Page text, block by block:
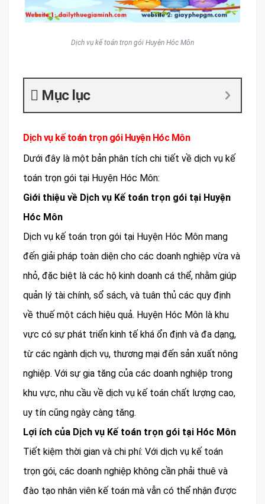
Dịch vụ kế toán trọn gói Huyện Hóc Môn
Mục lục
Dịch vụ kế toán trọn gói Huyện Hóc Môn
Dưới đây là một bản phân tích chi tiết về dịch vụ kế
toán trọn gói tại Huyện Hóc Môn:
Giới thiệu về Dịch vụ Kế toán trọn gói tại Huyện
Hóc Môn
Dịch vụ kế toán trọn gói tại Huyện Hóc Môn mang
đến giải pháp toàn diện cho các doanh nghiệp vừa và
nhỏ, đặc biệt là các hộ kinh doanh cá thể, nhằm giúp
quản lý tài chính, sổ sách, và tuân thủ các quy định
về thuế một cách hiệu quả. Huyện Hóc Môn là khu
vực có sự phát triển kinh tế khá ổn định và đa dạng,
từ các ngành dịch vụ, thương mại đến sản xuất nông
nghiệp. Với sự gia tăng của các doanh nghiệp trong
khu vực, nhu cầu về dịch vụ kế toán chất lượng cao,
uy tín cũng ngày càng tăng.
Lợi ích của Dịch vụ Kế toán trọn gói tại Hóc Môn
Tiết kiệm thời gian và chi phí: Với dịch vụ kế toán
trọn gói, các doanh nghiệp không cần phải thuê và
đào tạo nhân viên kế toán mà vẫn có thể nhận được